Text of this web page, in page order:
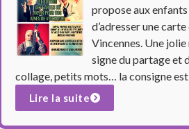
propose aux
d’adresser une
Vincennes. Une jolie
signe du partage et
collage, petits mots… la consigne
Lire la suite